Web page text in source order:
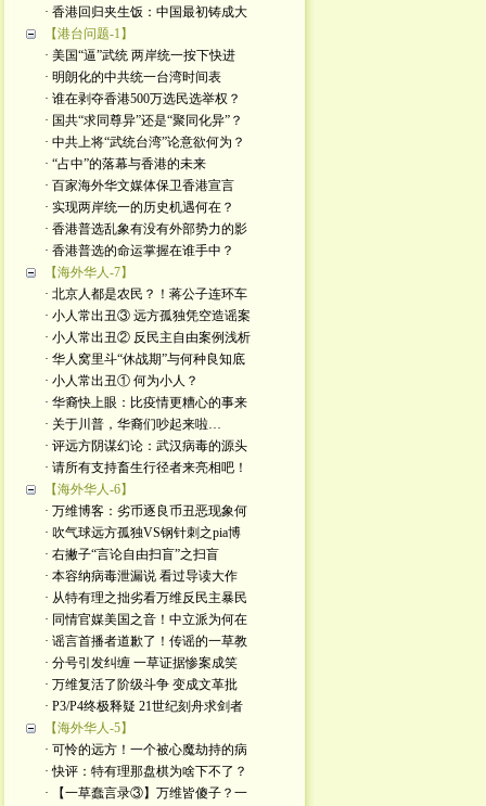
· 香港回归夹生饭：中国最初铸成大
【港台问题-1】
· 美国“逼”武统 两岸统一按下快进
· 明朗化的中共统一台湾时间表
· 谁在剥夺香港500万选民选举权？
· 国共“求同尊异”还是“聚同化异”？
· 中共上将“武统台湾”论意欲何为？
· “占中”的落幕与香港的未来
· 百家海外华文媒体保卫香港宣言
· 实现两岸统一的历史机遇何在？
· 香港普选乱象有没有外部势力的影
· 香港普选的命运掌握在谁手中？
【海外华人-7】
· 北京人都是农民？！蒋公子连环车
· 小人常出丑③ 远方孤独凭空造谣案
· 小人常出丑② 反民主自由案例浅析
· 华人窝里斗“休战期”与何种良知底
· 小人常出丑① 何为小人？
· 华裔快上眼：比疫情更糟心的事来
· 关于川普，华裔们吵起来啦…
· 评远方阴谋幻论：武汉病毒的源头
· 请所有支持畜生行径者来亮相吧！
【海外华人-6】
· 万维博客：劣币逐良币丑恶现象何
· 吹气球远方孤独VS钢针刺之pia博
· 右撇子“言论自由扫盲”之扫盲
· 本容纳病毒泄漏说 看过导读大作
· 从特有理之拙劣看万维反民主暴民
· 同情官媒美国之音！中立派为何在
· 谣言首播者道歉了！传谣的一草教
· 分号引发纠缠 一草证据惨案成笑
· 万维复活了阶级斗争 变成文革批
· P3/P4终极释疑 21世纪刻舟求剑者
【海外华人-5】
· 可怜的远方！一个被心魔劫持的病
· 快评：特有理那盘棋为啥下不了？
· 【一草蠢言录③】万维皆傻子？一